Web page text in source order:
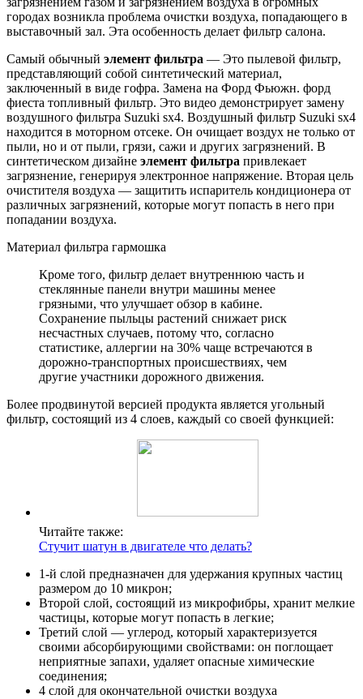
городах возникла проблема очистки воздуха, попадающего в
выставочный зал. Эта особенность делает фильтр салона.
Самый обычный элемент фильтра — Это пылевой фильтр,
представляющий собой синтетический материал,
заключенный в виде гофра. Замена на Форд Фьюжн. форд
фиеста топливный фильтр. Это видео демонстрирует замену
воздушного фильтра Suzuki sx4. Воздушный фильтр Suzuki sx4
находится в моторном отсеке. Он очищает воздух не только от
пыли, но и от пыли, грязи, сажи и других загрязнений. В
синтетическом дизайне элемент фильтра привлекает
загрязнение, генерируя электронное напряжение. Вторая цель
очистителя воздуха — защитить испаритель кондиционера от
различных загрязнений, которые могут попасть в него при
попадании воздуха.
Материал фильтра гармошка
Кроме того, фильтр делает внутреннюю часть и
стеклянные панели внутри машины менее
грязными, что улучшает обзор в кабине.
Сохранение пыльцы растений снижает риск
несчастных случаев, потому что, согласно
статистике, аллергии на 30% чаще встречаются в
дорожно-транспортных происшествиях, чем
другие участники дорожного движения.
Более продвинутой версией продукта является угольный
фильтр, состоящий из 4 слоев, каждый со своей функцией:
Читайте также:
Стучит шатун в двигателе что делать?
1-й слой предназначен для удержания крупных частиц
размером до 10 микрон;
Второй слой, состоящий из микрофибры, хранит мелкие
частицы, которые могут попасть в легкие;
Третий слой — углерод, который характеризуется
своими абсорбирующими свойствами: он поглощает
неприятные запахи, удаляет опасные химические
соединения;
4 слой для окончательной очистки воздуха